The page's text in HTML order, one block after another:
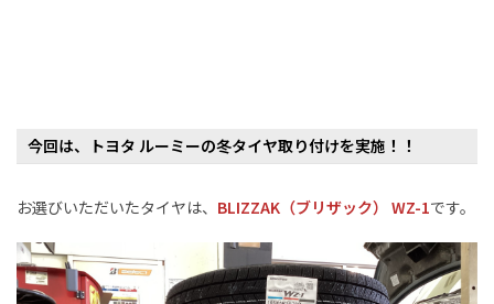
今回は、トヨタ ルーミーの冬タイヤ取り付けを実施！！
お選びいただいたタイヤは、 BLIZZAK（ブリザック） WZ-1です。